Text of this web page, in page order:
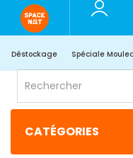
Déstockage Spéciale
CATÉGORIES